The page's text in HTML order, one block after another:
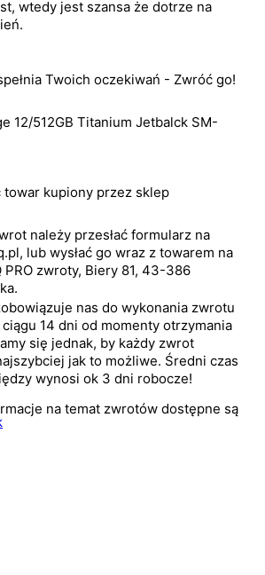
wtedy jest szansa że dotrze na
Twoich oczekiwań - Zwróć go!
12/512GB Titanium Jetbalck SM-
towar kupiony przez sklep
należy przesłać formularz na
lub wysłać go wraz z towarem na
PRO zwroty, Biery 81, 43-386
nas do wykonania zwrotu
14 dni od momenty otrzymania
się jednak, by każdy zwrot
jak to możliwe. Średni czas
wynosi ok 3 dni robocze!
na temat zwrotów dostępne są